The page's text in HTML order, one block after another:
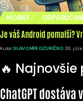
MOBILY
Je váš Android pomalší?
Autor:SLAVOMÍR DZURIČKO 26. júla
🔥
ChatGPT dostáva